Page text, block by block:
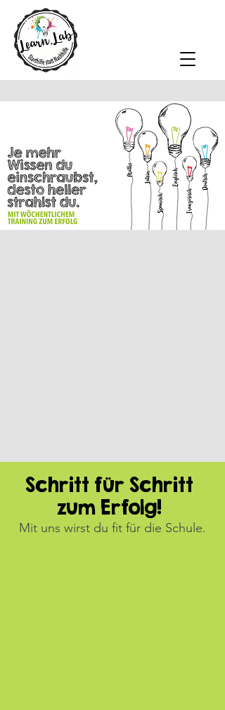
Schritt für Schritt
zum Erfolg!
Mit uns wirst du fit für die Schule.